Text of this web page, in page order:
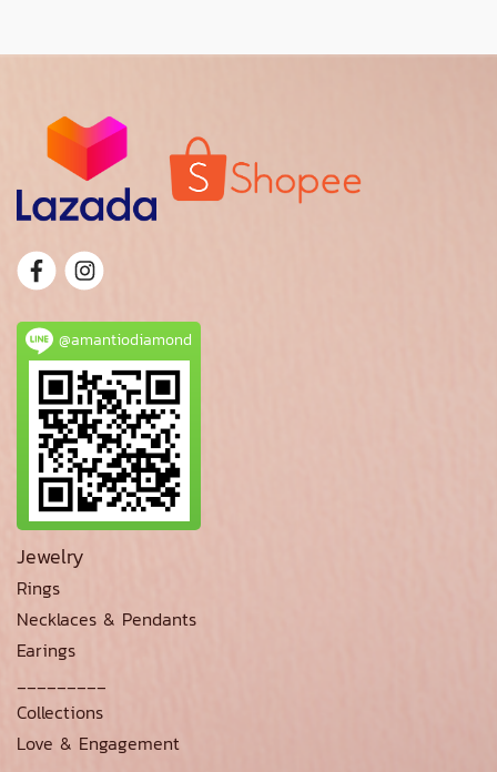
@amantiodiamond
Jewelry
Rings
Necklaces & Pendants
Earings
Collections
Love & Engagement